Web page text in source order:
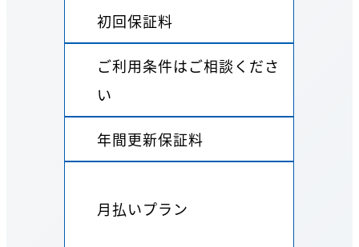
初回保証料
ご利用条件はご相談くださ
い
年間更新保証料
月払いプラン